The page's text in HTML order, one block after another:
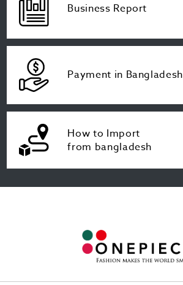
Business Report
Payment in Bangladesh
How to Import
from bangladesh